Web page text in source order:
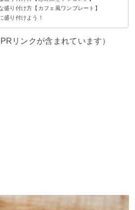
カレー
レー
ー
ーレー
盛り付け方【カフェ風ワンプレート】
キーマカレー
ーキーマカレー
の本格ワンプレート
レー
プレート
盛り付けよう！
リンクが含まれています）